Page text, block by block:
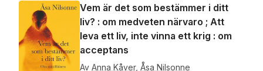
Vem är det som bestämmer i ditt
liv? : om medveten närvaro ; Att
leva ett liv, inte vinna ett krig : om
acceptans
Av Anna Kåver, Åsa Nilsonne